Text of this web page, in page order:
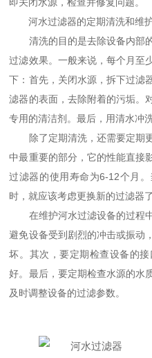
河水过滤器的定期清洗和维护
清洗的目的是去除设备内部的
过滤效果。一般来说，每个月至
下：首先，关闭水源，拆下过滤
滤器的表面，去除附着的污垢。
专用的清洁剂。最后，用清水冲
除了定期清洗，还需要定期更
中最重要的部分，它的性能直接
过滤器的使用寿命为6-12个月
时，就应该考虑更换新的过滤器了
在维护河水过滤设备的过程
避免设备受到剧烈的冲击或振动
坏。其次，要定期检查设备的
好。最后，要定期检查水源的水
及时调整设备的过滤参数。